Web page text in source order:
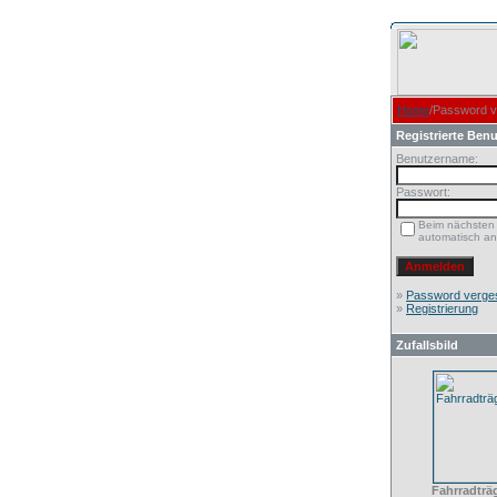
Home/Password
Registrierte
Benutzername:
Passwort:
Beim
automatisch
» Password
» Registrierung
Zufallsbild